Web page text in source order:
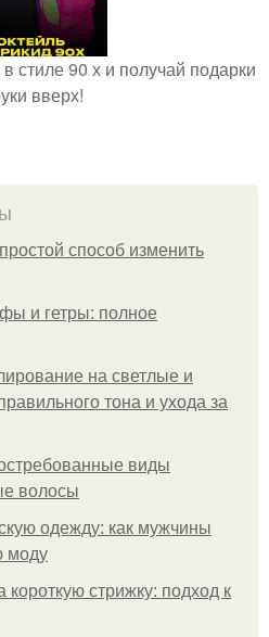
стиле 90 х и получай подарки
вверх!
способ изменить
и гетры: полное
на светлые и
тона и ухода за
виды
волосы
одежду: как мужчины
моду
стрижку: подход к